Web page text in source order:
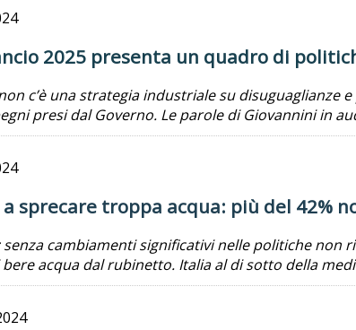
2025 presenta un quadro di
c’è una strategia industriale su disuguaglianze
presi dal Governo. Le parole diGiovannini in
sprecare troppa acqua: più del 42%
senza cambiamenti significativi nelle politiche non
acqua dal rubinetto. Italia al di sotto della